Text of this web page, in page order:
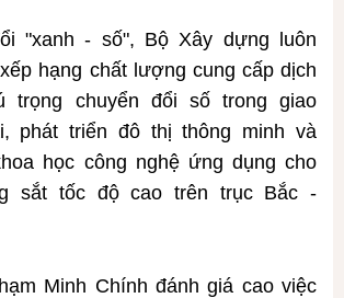
"xanh - số", Bộ Xây dựng luôn
hạng chất lượng cung cấp dịch
trọng chuyển đổi số trong giao
phát triển đô thị thông minh và
học công nghệ ứng dụng cho
sắt tốc độ cao trên trục Bắc -
Minh Chính đánh giá cao việc